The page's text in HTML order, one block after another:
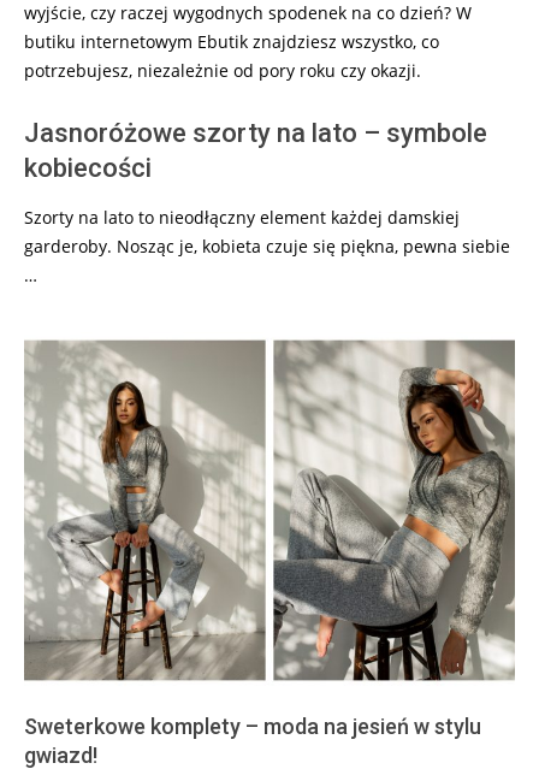
wyjście, czy raczej wygodnych spodenek na co dzień? W
butiku internetowym Ebutik znajdziesz wszystko, co
potrzebujesz, niezależnie od pory roku czy okazji.
Jasnoróżowe szorty na lato – symbole
kobiecości
Szorty na lato to nieodłączny element każdej damskiej
garderoby. Nosząc je, kobieta czuje się piękna, pewna siebie
…
Sweterkowe komplety – moda na jesień w stylu
gwiazd!